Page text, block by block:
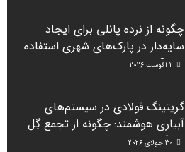
چگونه از نرده پانلی برای ایجاد
سایه‌دار در پارک‌های شهری استفاده
کنیم؟
2 آگوست 2026
گریتینگ فولادی در سیستم‌های
آبیاری هوشمند: چگونه از تجمع گِل
جلوگیری می‌کند؟
30 جولای 2026